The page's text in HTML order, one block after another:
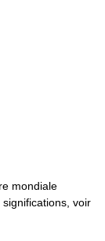
mondiale
voir